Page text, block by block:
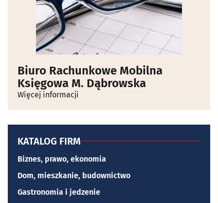
Biuro Rachunkowe Mobilna
Księgowa M. Dąbrowska
Więcej informacji
KATALOG FIRM
Biznes, prawo, ekonomia
Dom, mieszkanie, budownictwo
Gastronomia i jedzenie